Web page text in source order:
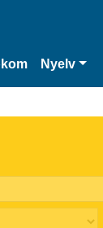
Nyelv